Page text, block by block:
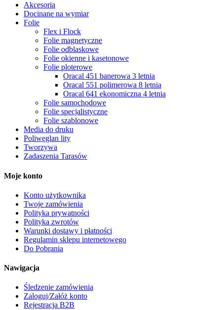
Akcesoria
Docinane na wymiar
Folie
Flex i Flock
Folie magnetyczne
Folie odblaskowe
Folie okienne i kasetonowe
Folie ploterowe
Oracal 451 banerowa 3 letnia
Oracal 551 polimerowa 8 letnia
Oracal 641 ekonomiczna 4 letnia
Folie samochodowe
Folie specjalistyczne
Folie szablonowe
Media do druku
Poliwęglan lity
Tworzywa
Zadaszenia Tarasów
Moje konto
Konto użytkownika
Twoje zamówienia
Polityka prywatności
Polityka zwrotów
Warunki dostawy i płatności
Regulamin sklepu internetowego
Do Pobrania
Nawigacja
Śledzenie zamówienia
Zaloguj/Załóż konto
Rejestracja B2B